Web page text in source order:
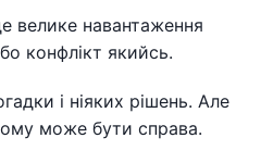
велике навантаження
конфлікт якийсь.
і ніяких рішень. Але
може бути справа.